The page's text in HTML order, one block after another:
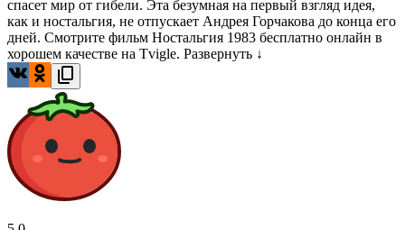
спасет мир от гибели. Эта безумная на первый взгляд идея,
как и ностальгия, не отпускает Андрея Горчакова до конца его
дней. Смотрите фильм Ностальгия 1983 бесплатно онлайн в
хорошем качестве на Tvigle. Развернуть ↓